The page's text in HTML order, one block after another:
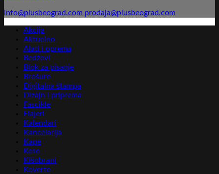
info@plusbeograd.com prodaja@plusbeograd.com
Akcija
Aktuelno
Alati i oprema
Bedževi
Blok za pisanje
Brošure
Digitalna štampa
Dizajn i priprema
Fascikle
Flajeri
Kalendari
Kancelarija
Kape
Kese
Kišobrani
Koverte